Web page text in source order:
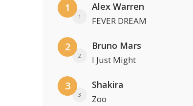
1
1
Alex Warren
FEVER DREAM
2
2
Bruno Mars
I Just Might
3
3
Shakira
Zoo